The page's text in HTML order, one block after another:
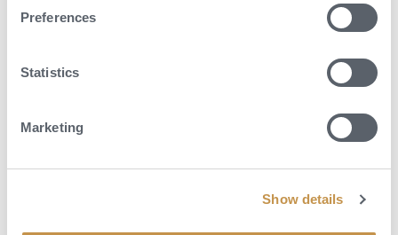
Preferences
Statistics
Marketing
Show details